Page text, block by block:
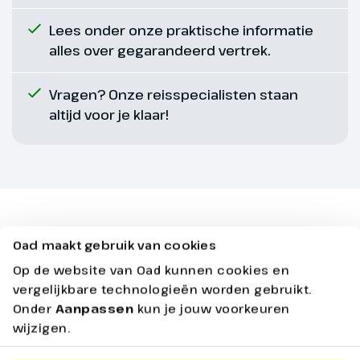
Oad maakt gebruik van cookies
Op de website van Oad kunnen cookies en
vergelijkbare technologieën worden gebruikt.
Onder Aanpassen kun je jouw voorkeuren
wijzigen.
Dag 8
Poreč, één van de populairste
Kroatië. We brengen een bezoek
aan het historische centrum met
het Maraforplein, de toren van
Lees onder onze praktische informatie
alles over gegarandeerd vertrek.
Vragen? Onze reisspecialisten staan
altijd voor je klaar!
Businformatie
Je kunt kiezen uit een aantal mogelijkheden om
jouw vakantie ontspannen te beginnen
1 Per Oad servicelijn (inclusief)